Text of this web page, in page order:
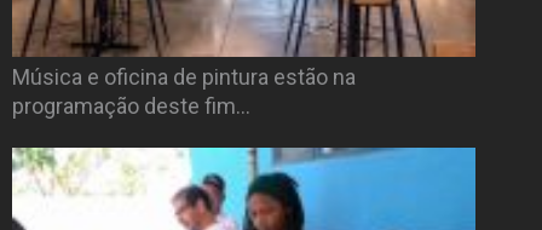
Música e oficina de pintura estão na
programação deste fim…